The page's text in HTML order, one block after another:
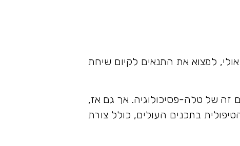
למצוא את התנאים לקיום שיחת
זה של טלה-פסיכולוגיה. אך גם אז,
בתכנים העולים, כולל צורת